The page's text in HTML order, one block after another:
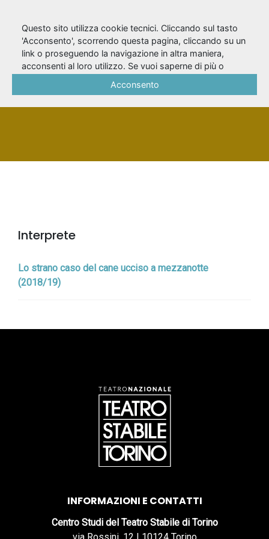
Fedeli, Daniele
PERSONA
Interprete
Lo strano caso del cane ucciso a mezzanotte
(2018/19)
INFORMAZIONI E CONTATTI
Centro Studi del Teatro Stabile di Torino
Questo sito utilizza cookie tecnici. Cliccando sul tasto
'Acconsento', scorrendo questa pagina, cliccando su un
link o proseguendo la navigazione in altra maniera,
acconsenti al loro utilizzo. Se vuoi saperne di più o
Acconsento